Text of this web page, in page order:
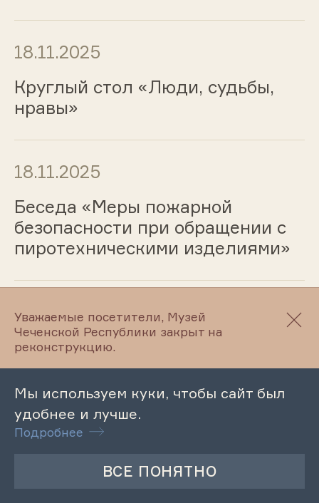
18.11.2025
Круглый стол «Люди, судьбы,
нравы»
18.11.2025
Беседа «Меры пожарной
безопасности при обращении с
пиротехническими изделиями»
17.11.2025
Лекция «Курская битва»
14.11.2025
Лекция «Обряды чеченцев,
связанные с оружием и
Уважаемые посетители, Музей
Чеченской Республики закрыт на
реконструкцию.
Мы используем куки, чтобы сайт был
удобнее и лучше.
Подробнее